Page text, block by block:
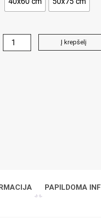
produkto
kiekis:
Į krepšelį
PAPILDOMA